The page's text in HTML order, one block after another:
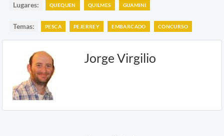
Lugares: QUEQUEN QUILMES GUAMINI
Temas: PESCA PEJERREY EMBARCADO CONCURSO
Jorge Virgilio